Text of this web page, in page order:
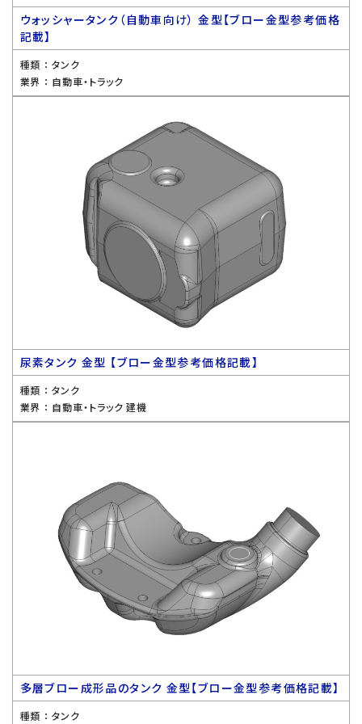
ウォッシャータンク（自動車向け） 金型【ブロー金型参考価格
記載】
種類 ： タンク
業界 ： 自動車・トラック
尿素タンク 金型 【ブロー金型参考価格記載】
種類 ： タンク
業界 ： 自動車・トラック 建機
多層ブロー成形品のタンク 金型【ブロー金型参考価格記載】
種類 ： タンク